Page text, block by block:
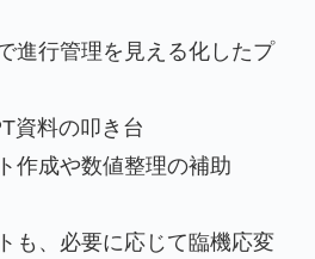
進行管理を見える化したプ
資料の叩き台
作成や数値整理の補助
も、必要に応じて臨機応変